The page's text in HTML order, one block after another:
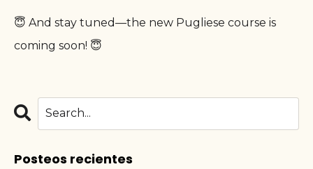
😇 And stay tuned—the new Pugliese course is
coming soon! 😇
Posteos recientes